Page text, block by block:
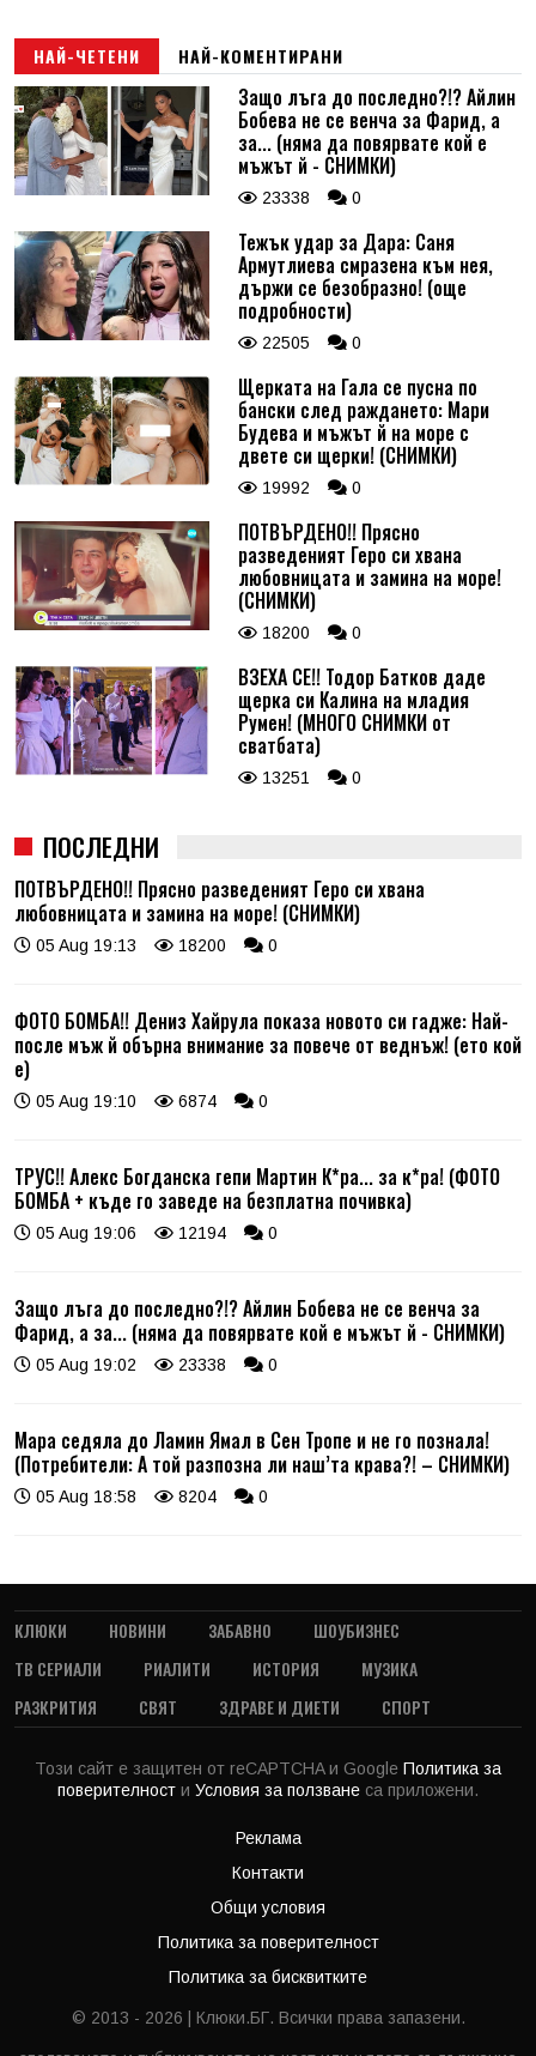
НАЙ-ЧЕТЕНИ НАЙ-КОМЕНТИРАНИ
Защо лъга до последно?!? Айлин
Бобева не се венча за Фарид, а
за... (няма да повярвате кой е
мъжът й - СНИМКИ)
23338 0
Тежък удар за Дара: Саня
Армутлиева смразена към нея,
държи се безобразно! (още
подробности)
22505 0
Щерката на Гала се пусна по
бански след раждането: Мари
Будева и мъжът й на море с
двете си щерки! (СНИМКИ)
19992 0
ПОТВЪРДЕНО!! Прясно
разведеният Геро си хвана
любовницата и замина на море!
(СНИМКИ)
18200 0
ВЗЕХА СЕ!! Тодор Батков даде
щерка си Калина на младия
Румен! (МНОГО СНИМКИ от
сватбата)
13251 0
ПОСЛЕДНИ
ПОТВЪРДЕНО!! Прясно разведеният Геро си хвана
любовницата и замина на море! (СНИМКИ)
05 Aug 19:13 18200 0
ФОТО БОМБА!! Дениз Хайрула показа новото си гадже: Най-
после мъж й обърна внимание за повече от веднъж! (ето кой
е)
05 Aug 19:10 6874 0
ТРУС!! Алекс Богданска гепи Мартин К*ра... за к*ра! (ФОТО
БОМБА + къде го заведе на безплатна почивка)
05 Aug 19:06 12194 0
Защо лъга до последно?!? Айлин Бобева не се венча за
Фарид, а за... (няма да повярвате кой е мъжът й - СНИМКИ)
05 Aug 19:02 23338 0
Мара седяла до Ламин Ямал в Сен Тропе и не го познала!
(Потребители: А той разпозна ли наш’та крава?! – СНИМКИ)
05 Aug 18:58 8204 0
КЛЮКИ НОВИНИ ЗАБАВНО
ШОУБИЗНЕС
ТВ СЕРИАЛИ
РИАЛИТИ ИСТОРИЯ
МУЗИКА
РАЗКРИТИЯ
СВЯТ ЗДРАВЕ И ДИЕТИ СПОРТ
Този сайт е защитен от reCAPTCHA и Google Политика за
поверителност и Условия за ползване са приложени.
Реклама
Контакти
Общи условия
Политика за поверителност
Политика за бисквитките
© 2013 - 2026 | Клюки.БГ. Всички права запазени.